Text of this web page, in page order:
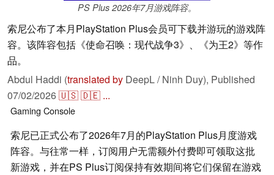
PS Plus 2026年7月游戏阵容。
索尼公布了本月PlayStation Plus会员可下载并游玩的游戏阵
容。该阵容包括《使命召唤：现代战争3》、《为王2》等作
品。
Abdul Haddi (translated by DeepL / Ninh Duy), Published
07/02/2026🇺🇸🇩🇪 ...
Gaming Console
索尼已正式公布了2026年7月的PlayStation Plus月度游戏
阵容。与往常一样，订阅用户无需额外付费即可领取这批
新游戏，并在PS Plus订阅保持有效期间将它们保留在游戏